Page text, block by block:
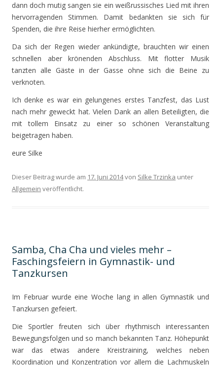
dann doch mutig sangen sie ein weißrussisches Lied mit ihren
hervorragenden Stimmen. Damit bedankten sie sich für
Spenden, die ihre Reise hierher ermöglichten.
Da sich der Regen wieder ankündigte, brauchten wir einen
schnellen aber krönenden Abschluss. Mit flotter Musik
tanzten alle Gäste in der Gasse ohne sich die Beine zu
verknoten.
Ich denke es war ein gelungenes erstes Tanzfest, das Lust
nach mehr geweckt hat. Vielen Dank an allen Beteiligten, die
mit tollem Einsatz zu einer so schönen Veranstaltung
beigetragen haben.
eure Silke
Dieser Beitrag wurde am 17. Juni 2014von Silke Trzinka unter
Allgemein veröffentlicht.
Samba, Cha Cha und vieles mehr –
Faschingsfeiern in Gymnastik- und
Tanzkursen
Im Februar wurde eine Woche lang in allen Gymnastik und
Tanzkursen gefeiert.
Die Sportler freuten sich über rhythmisch interessanten
Bewegungsfolgen und so manch bekannten Tanz. Höhepunkt
war das etwas andere Kreistraining, welches neben
Koordination und Konzentration vor allem die Lachmuskeln